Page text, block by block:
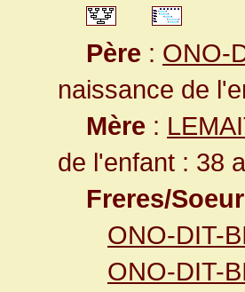
Père : ONO-
naissance de
Mère :
de l'enfant : 38
Freres/
ONO-DIT-
ONO-DIT-